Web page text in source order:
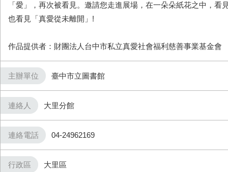
「愛」，再次被看見。邀請您走進展場，在一朵朵紙花之中，看
也看見「真愛從未離開」!
作品提供者：財團法人台中市私立真愛社會福利慈善事業基金會
主辦單位 臺中市立圖書館
連絡人 大里分館
連絡電話 04-24962169
行政區 大里區